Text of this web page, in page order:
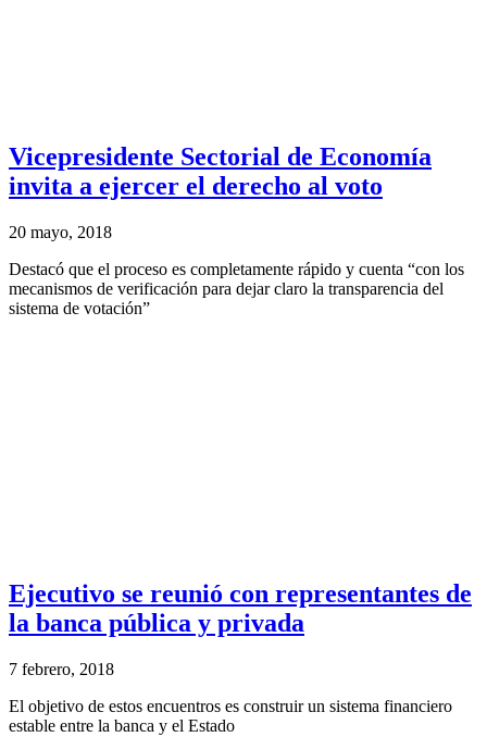
Vicepresidente Sectorial de Economía
invita a ejercer el derecho al voto
20 mayo, 2018
Destacó que el proceso es completamente rápido y cuenta “con los
mecanismos de verificación para dejar claro la transparencia del
sistema de votación”
Ejecutivo se reunió con representantes de
la banca pública y privada
7 febrero, 2018
El objetivo de estos encuentros es construir un sistema financiero
estable entre la banca y el Estado